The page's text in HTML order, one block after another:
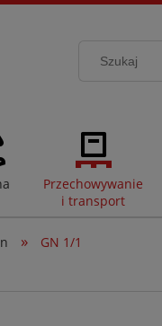
Przechowywanie
i transport
» GN 1/1